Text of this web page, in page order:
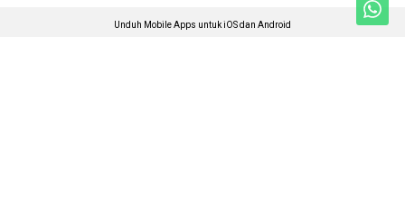
Unduh Mobile Apps untuk iOS dan Android